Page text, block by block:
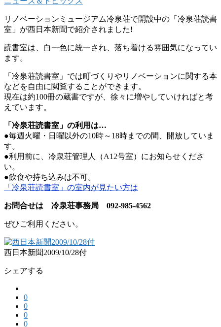
リノベーションミュージアム冷泉荘で開設中の「冷泉荘読書
室」が西日本新聞で紹介されました!
読書室は、白一色に統一され、落ち着ける雰囲気になってい
ます。
「冷泉荘読書室」では町づくりやリノベーションに関する本
などを自由に閲覧することができます。
現在は約100冊の蔵書ですが、徐々に増やしていければと考
えています。
「冷泉荘読書室」の利用は…
●毎週火曜・日曜以外の10時～18時までの間、開放していま
す。
●利用前に、冷泉荘管理人（A12号室）にお知らせくださ
い。
●飲食や持ち込みは不可。
「冷泉荘読書室」の室内が見たい方は
お問合せは 冷泉荘事務局 092-985-4562
ぜひご利用ください。
西日本新聞2009/10/28付
シェアする
0
0
0
0